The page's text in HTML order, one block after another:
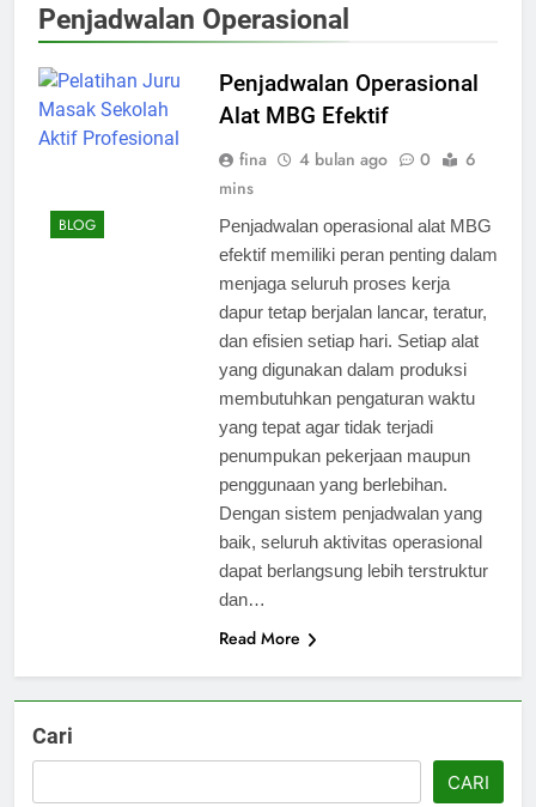
Penjadwalan Operasional
BLOG
Penjadwalan Operasional
Alat MBG Efektif
fina 4 bulan ago 0
6
mins
Penjadwalan operasional alat MBG
efektif memiliki peran penting dalam
menjaga seluruh proses kerja
dapur tetap berjalan lancar, teratur,
dan efisien setiap hari. Setiap alat
yang digunakan dalam produksi
membutuhkan pengaturan waktu
yang tepat agar tidak terjadi
penumpukan pekerjaan maupun
penggunaan yang berlebihan.
Dengan sistem penjadwalan yang
baik, seluruh aktivitas operasional
dapat berlangsung lebih terstruktur
dan…
Read More
Cari
CARI